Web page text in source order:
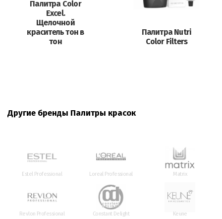
Палитра Color
Excel.
Щелочной
краситель тон в
тон
Палитра Nutri
Color Filters
Другие бренды Палитры красок
Estel Professional Loreal Professional Matrix
Revlon Professional Constant Delight Keune